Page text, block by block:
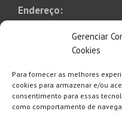
Gerenciar
Cookies
Para fornecer as melhores
cookies para armazenar e/ou
consentimento para essas
como comportamento de
Endereço:
Bairro Bom Pastor
Varginha, MG, CEP
E-mail: